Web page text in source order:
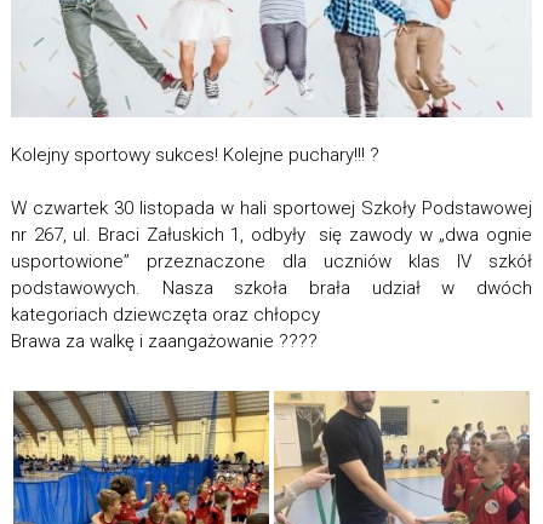
Kolejny sportowy sukces! Kolejne puchary!!! ?
W czwartek 30 listopada w hali sportowej Szkoły Podstawowej
nr 267, ul. Braci Załuskich 1, odbyły się zawody w „dwa ognie
usportowione” przeznaczone dla uczniów klas IV szkół
podstawowych. Nasza szkoła brała udział w dwóch
kategoriach dziewczęta oraz chłopcy
Brawa za walkę i zaangażowanie ????